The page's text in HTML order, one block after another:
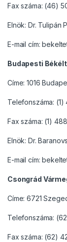
Fax száma: (46)
Elnök: Dr. Tulipán
E-mail cím:
Budapesti
Címe: 1016
Telefonszáma: (1)
Fax száma: (1)
Elnök: Dr.
E-mail cím:
Csongrád
Címe: 6721
Telefonszáma:
Fax száma: (62)